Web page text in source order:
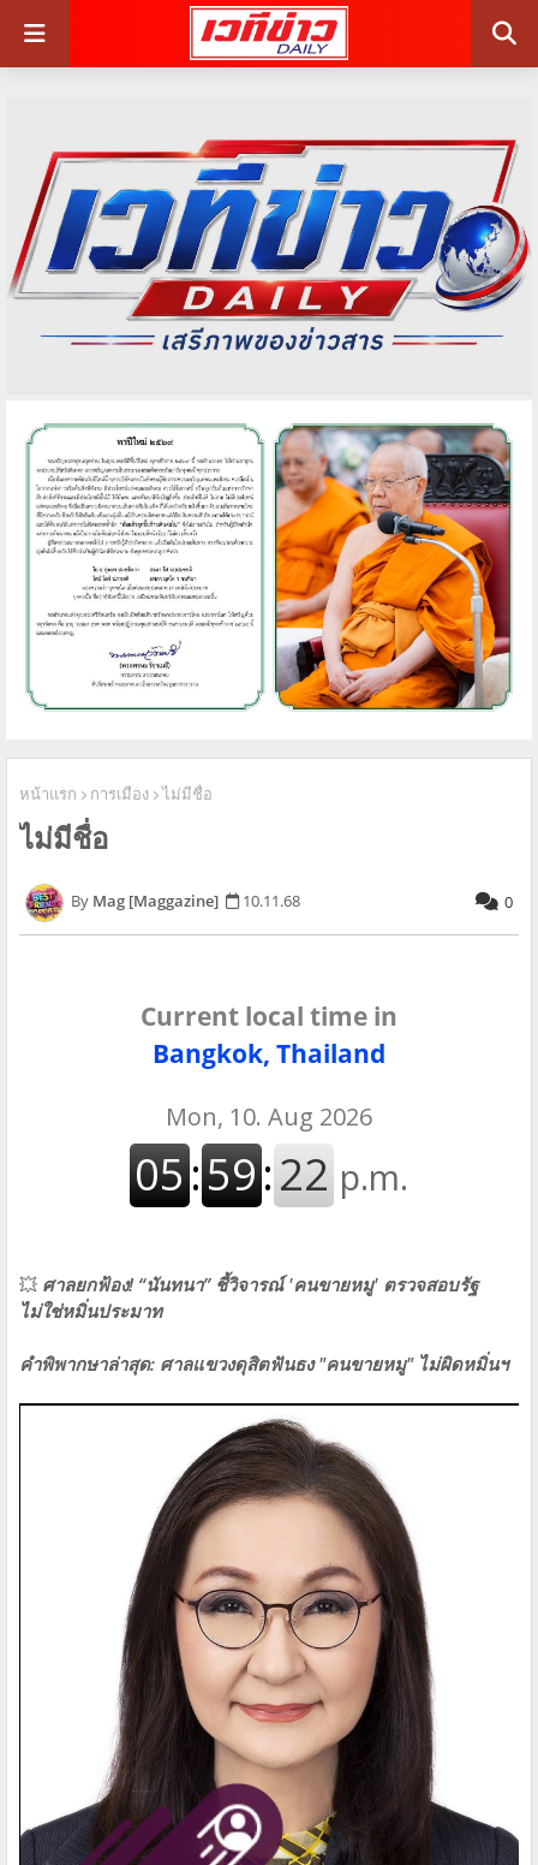
หน้าแรก การเมือง ไม่มีชื่อ
ไม่มีชื่อ
Mag [Maggazine] 10.11.68 0
Current local time in
Bangkok, Thailand
💥 ศาลยกฟ้อง! “นันทนา” ชี้วิจารณ์ 'คนขายหมู' ตรวจสอบรัฐ
ไม่ใช่หมิ่นประมาท
คำพิพากษาล่าสุด: ศาลแขวงดุสิตฟันธง "คนขายหมู" ไม่ผิดหมิ่นฯ